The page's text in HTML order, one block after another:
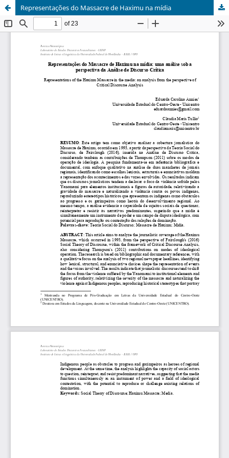
Representações do Massacre de Haximu na mídia